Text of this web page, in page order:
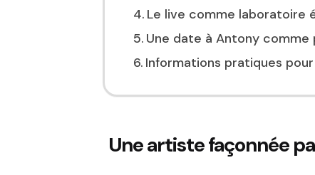
Le live comme laboratoire
Une date à Antony
Informations pratiques
Une artiste façonnée